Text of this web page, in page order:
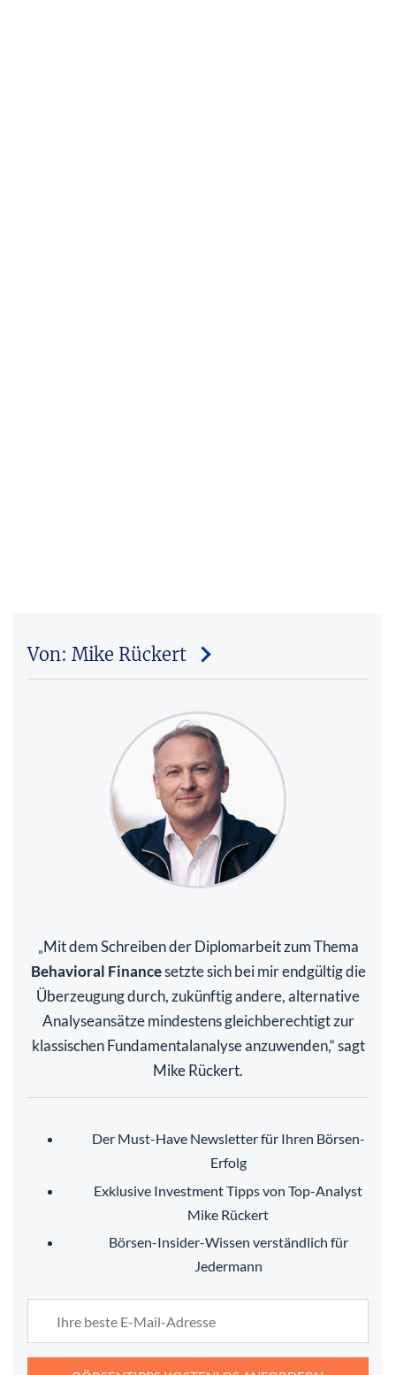
Von: Mike Rückert
Mit dem Schreiben der Diplomarbeit zum Thema
Behavioral Financesetzte sich bei mir endgültig die
Überzeugung durch, zukünftig andere, alternative
Analyseansätze mindestens gleichberechtigt zur
klassischen Fundamentalanalyse anzuwenden,“ sagt
Mike Rückert.
Der Must-Have Newsletter für Ihren Börsen-
Erfolg
Exklusive Investment Tipps von Top-Analyst
Mike Rückert
Börsen-Insider-Wissen verständlich für
Jedermann